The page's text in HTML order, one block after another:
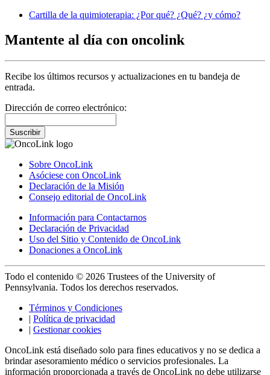
Cartilla de la quimioterapia: ¿Por qué? ¿Qué? ¿y cómo?
Mantente al día con oncolink
Recibe los últimos recursos y actualizaciones en tu bandeja de
entrada.
Dirección de correo electrónico:
Suscribir
Sobre OncoLink
Asóciese con OncoLink
Declaración de la Misión
Consejo editorial de OncoLink
Información para Contactarnos
Declaración de Privacidad
Uso del Sitio y Contenido de OncoLink
Donaciones a OncoLink
Todo el contenido © 2026 Trustees of the University of
Pennsylvania. Todos los derechos reservados.
Términos y Condiciones
| Política de privacidad
| Gestionar cookies
OncoLink está diseñado solo para fines educativos y no se dedica a
brindar asesoramiento médico o servicios profesionales. La
información proporcionada a través de OncoLink no debe utilizarse